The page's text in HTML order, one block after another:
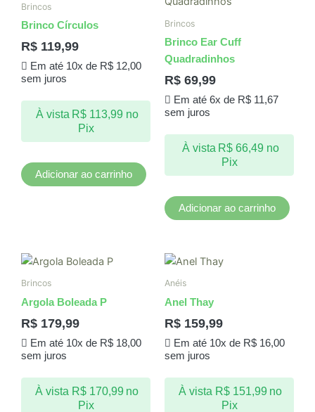
Brincos
Brinco Círculos
R$ 119,99
Em até 10x de R$12,00
sem juros
À vista R$ 113,99 no
Pix
Adicionar ao carrinho
Brincos
Brinco Ear Cuff
Quadradinhos
R$ 69,99
Em até 6x de R$11,67
sem juros
À vista R$ 66,49 no
Pix
Adicionar ao carrinho
Brincos
Argola Boleada P
R$ 179,99
Em até 10x de R$18,00
sem juros
À vista R$170,99 no
Pix
Anéis
Anel Thay
R$ 159,99
Em até 10x de R$16,00
sem juros
À vista R$151,99 no
Pix